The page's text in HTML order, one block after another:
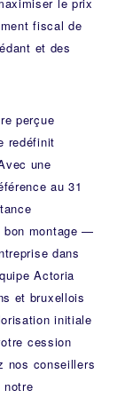
fiscal de
et des
perçue
redéfinit
une
au 31
bon montage —
dans
Actoria
et bruxellois
initiale
cession
nos conseillers
notre